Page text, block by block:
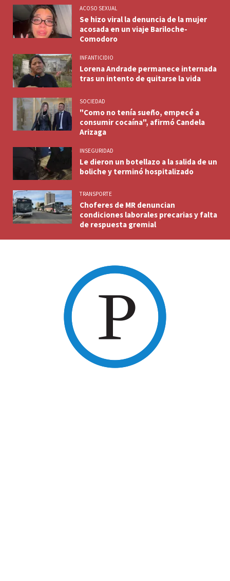
ACOSO SEXUAL
Se hizo viral la denuncia de la mujer
acosada en un viaje Bariloche-
Comodoro
INFANTICIDIO
Lorena Andrade permanece internada
tras un intento de quitarse la vida
SOCIEDAD
"Como no tenía sueño, empecé a
consumir cocaína", afirmó Candela
Arizaga
INSEGURIDAD
Le dieron un botellazo a la salida de un
boliche y terminó hospitalizado
TRANSPORTE
Choferes de MR denuncian
condiciones laborales precarias y falta
de respuesta gremial